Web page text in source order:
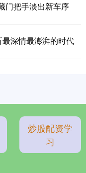
门把手淡出新车序
最深情最澎湃的时代
炒股配资学
习